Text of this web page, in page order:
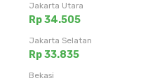
Jakarta Utara
Rp 34.505
Jakarta Selatan
Rp 33.835
Bekasi